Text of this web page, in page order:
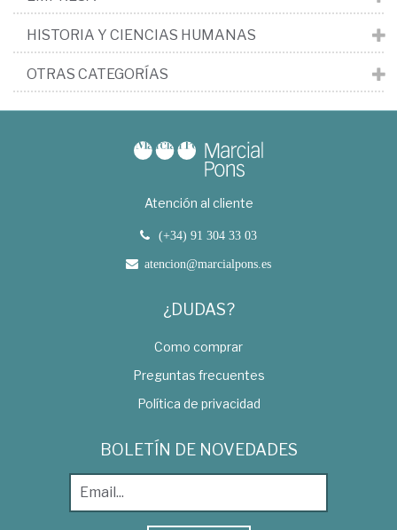
HISTORIA Y CIENCIAS HUMANAS
OTRAS CATEGORÍAS
Atención al cliente
(+34) 91 304 33 03
atencion@marcialpons.es
¿DUDAS?
Como comprar
Preguntas frecuentes
Política de privacidad
BOLETÍN DE NOVEDADES